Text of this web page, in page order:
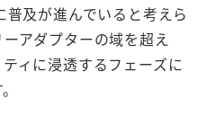
及が進んでいると考えら
アダプターの域を超え
ィに浸透するフェーズに